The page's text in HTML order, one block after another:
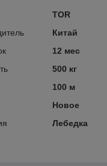
TOR
Китай
12 мес
500 кг
100 м
Новое
Лебедка